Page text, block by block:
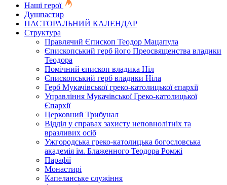
Наші герої
Душпастир
ПАСТОРАЛЬНИЙ КАЛЕНДАР
Структура
Правлячий Єпископ Теодор Мацапула
Єпископський герб його Преосвященства владики
Теодора
Помічний єпископ владика Ніл
Єпископський герб владики Ніла
Герб Мукачівської греко-католицької єпархії
Управління Мукачівської Греко-католицької
Єпархії
Церковний Трибунал
Відділ у справах захисту неповнолітніх та
вразливих осіб
Ужгородська греко-католицька богословська
академія ім. Блаженного Теодора Ромжі
Парафії
Монастирі
Капеланське служіння